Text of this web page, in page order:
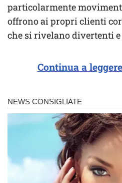
particolarmente
offrono ai propri clienti
che si rivelano divertenti
Continua a